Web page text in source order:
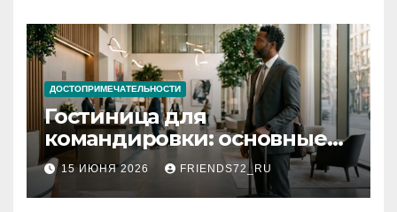
ДОСТОПРИМЕЧАТЕЛЬНОСТИ
Гостиница для
командировки: основные
критерии выбора
15 ИЮНЯ 2026 FRIENDS72_RU